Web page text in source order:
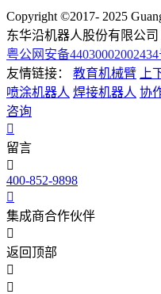
Copyright ©2017- 2025
东华沿机器人股份有限公
粤公网安备44030002002434
友情链接：
教育机械臂 上
喷涂机器人 焊接机器人 协
咨询
留言
400-852-9898
集成商合作伙伴
返回顶部